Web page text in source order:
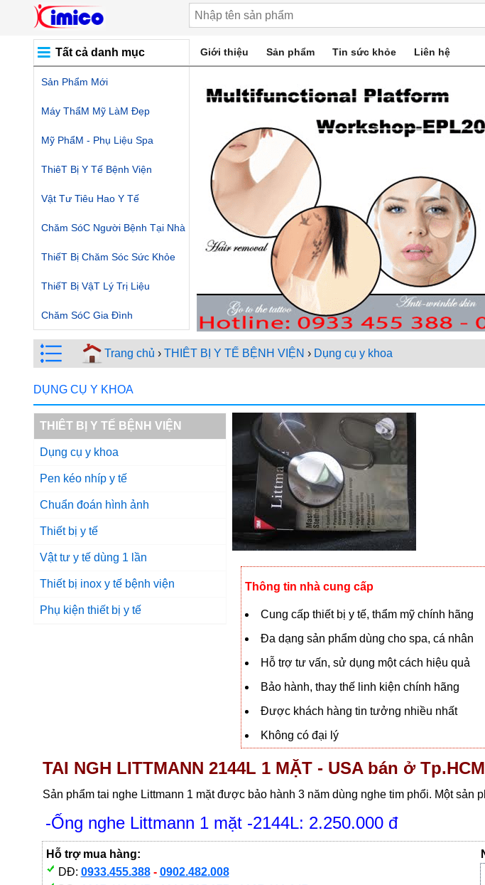
Tất cả danh mục Giới thiệu Sản phẩm Tin sức khỏe Liên hệ
Sản Phẩm Mới
Máy ThẩM Mỹ LàM Đẹp
Mỹ PhẩM - Phụ Liệu Spa
ThiêT Bị Y Tế Bệnh Viện
Vật Tư Tiêu Hao Y Tế
Chăm SóC Người Bệnh Tại Nhà
ThiếT Bị Chăm Sóc Sức Khỏe
ThiếT Bị VậT Lý Trị Liệu
Chăm SóC Gia Đình
Trang chủ › THIÊT BỊ Y TẾ BỆNH VIỆN › Dụng cụ y khoa
DỤNG CỤ Y KHOA
THIÊT BỊ Y TẾ BỆNH VIỆN
Dụng cụ y khoa
Pen kéo nhíp y tế
Chuẩn đoán hình ảnh
Thiết bị y tế
Vật tư y tế dùng 1 lần
Thiết bị inox y tế bệnh viện
Phụ kiện thiết bị y tế
Thông tin nhà cung cấp
Cung cấp thiết bị y tế, thẩm mỹ chính hãng
Đa dạng sản phẩm dùng cho spa, cá nhân
Hỗ trợ tư vấn, sử dụng một cách hiệu quả
Bảo hành, thay thế linh kiện chính hãng
Được khách hàng tin tưởng nhiều nhất
Không có đại lý
TAI NGH LITTMANN 2144L 1 MẶT - USA bán ở Tp.HCM
Sản phẩm tai nghe Littmann 1 mặt được bảo hành 3 năm dùng nghe tim phổi. Một
-Ống nghe Littmann 1 mặt -2144L: 2.250.000 đ
Hỗ trợ mua hàng:
DĐ: 0933.455.388- 0902.482.008